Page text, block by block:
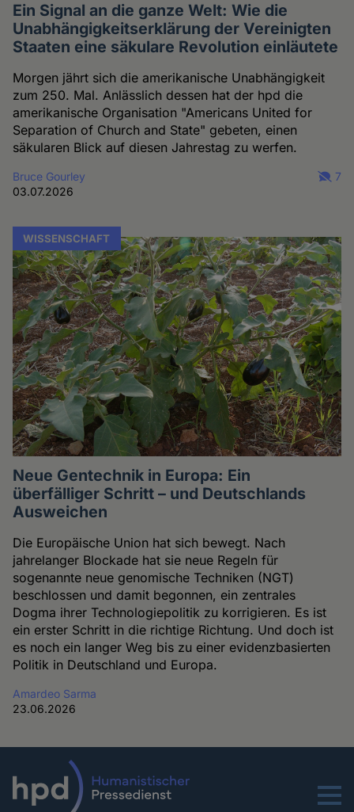
Ein Signal an die ganze Welt: Wie die
Unabhängigkeitserklärung der Vereinigten
Staaten eine säkulare Revolution einläutete
Morgen jährt sich die amerikanische Unabhängigkeit
zum 250. Mal. Anlässlich dessen hat der hpd die
amerikanische Organisation "Americans United for
Separation of Church and State" gebeten, einen
säkularen Blick auf diesen Jahrestag zu werfen.
Bruce Gourley
03.07.2026
7
WISSENSCHAFT
Neue Gentechnik in Europa: Ein
überfälliger Schritt – und Deutschlands
Ausweichen
Die Europäische Union hat sich bewegt. Nach
jahrelanger Blockade hat sie neue Regeln für
sogenannte neue genomische Techniken (NGT)
beschlossen und damit begonnen, ein zentrales
Dogma ihrer Technologiepolitik zu korrigieren. Es ist
ein erster Schritt in die richtige Richtung. Und doch ist
es noch ein langer Weg bis zu einer evidenzbasierten
Politik in Deutschland und Europa.
Amardeo Sarma
23.06.2026
Menu